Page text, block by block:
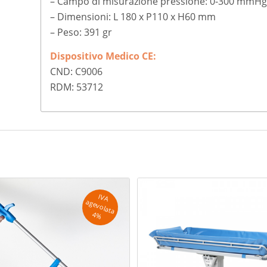
– Dimensioni: L 180 x P110 x H60 mm
– Peso: 391 gr
Dispositivo Medico CE:
CND: C9006
RDM: 53712
IV
A
a
g
e
v
o
la
ta
4
%